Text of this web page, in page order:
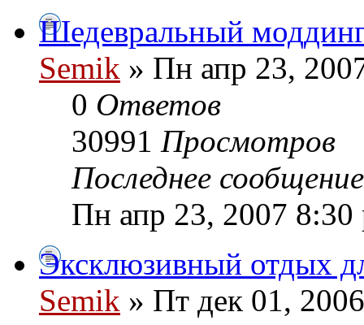
Шедевральный
Semik » Пн апр 23,
0 Ответов
30991 Просмотров
Последнее
Пн апр 23, 2007 8:30
Эксклюзивный отдых
Semik » Пт дек 01,